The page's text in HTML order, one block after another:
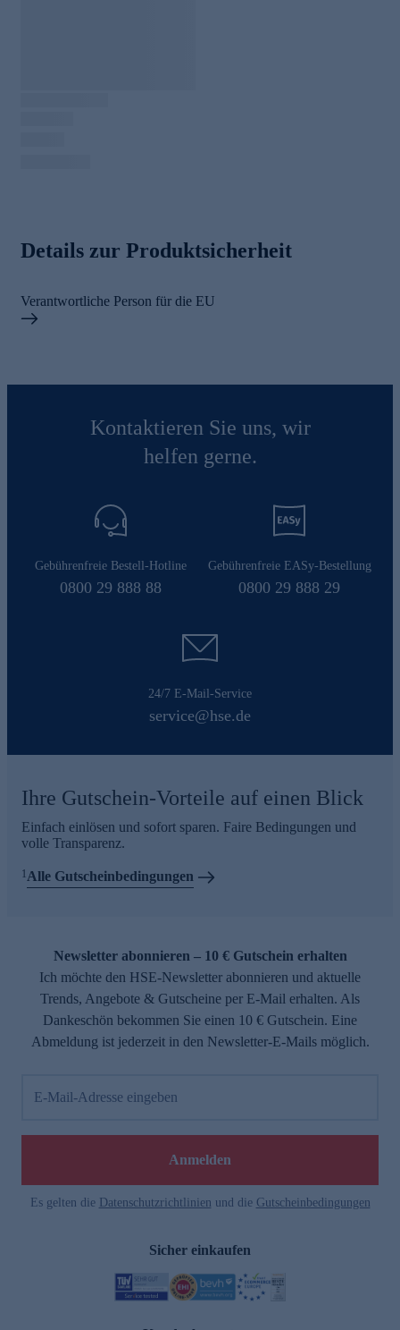
Details zur Produktsicherheit
Verantwortliche Person für die EU
Kontaktieren Sie uns, wir
helfen gerne.
Gebührenfreie Bestell-Hotline
0800 29 888 88
Gebührenfreie EASy-Bestellung
0800 29 888 29
24/7 E-Mail-Service
service@hse.de
Ihre Gutschein-Vorteile auf einen Blick
Einfach einlösen und sofort sparen. Faire Bedingungen und
volle Transparenz.
1 Alle Gutscheinbedingungen
Newsletter abonnieren – 10 € Gutschein erhalten
Ich möchte den HSE-Newsletter abonnieren und aktuelle
Trends, Angebote & Gutscheine per E-Mail erhalten. Als
Dankeschön bekommen Sie einen 10 € Gutschein. Eine
Abmeldung ist jederzeit in den Newsletter-E-Mails möglich.
E-Mail-Adresse eingeben
Anmelden
Es gelten die Datenschutzrichtlinien und die Gutscheinbedingungen
Sicher einkaufen